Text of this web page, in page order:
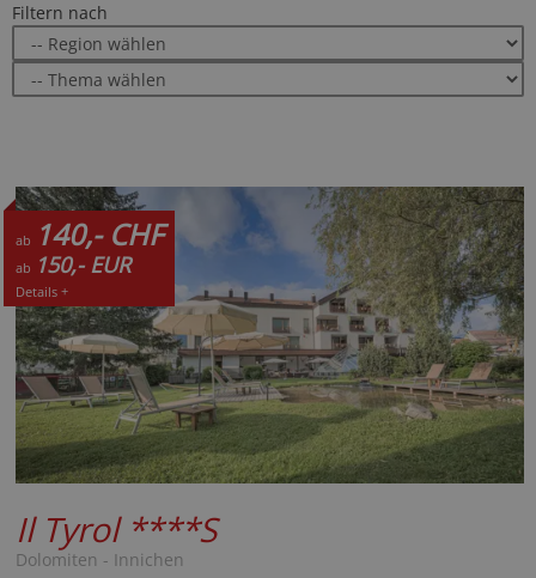
Filtern nach
ab 140,- CHF
ab 150,- EUR
Details +
Il Tyrol ****S
Dolomiten - Innichen